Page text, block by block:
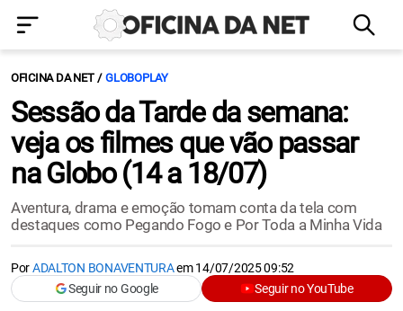
OFICINA DA NET GLOBOPLAY
Sessão da Tarde da semana:
veja os filmes que vão passar
na Globo (14 a 18/07)
Aventura, drama e emoção tomam conta da tela com
destaques como Pegando Fogo e Por Toda a Minha Vida
PorADALTON BONAVENTURAem14/07/2025 09:52
Seguir no Google
Seguir no YouTube